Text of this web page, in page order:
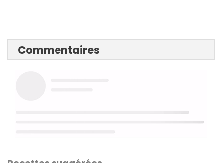
Commentaires